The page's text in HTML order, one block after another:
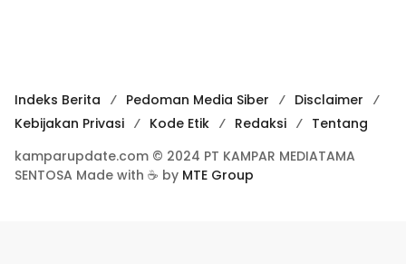
Indeks Berita Pedoman Media Siber
Disclaimer
Kebijakan Privasi
Kode Etik Redaksi
Tentang
kamparupdate.com © 2024 PT KAMPAR MEDIATAMA
SENTOSA Made with ☕ by MTE Group